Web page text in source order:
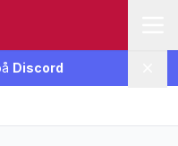
Discord